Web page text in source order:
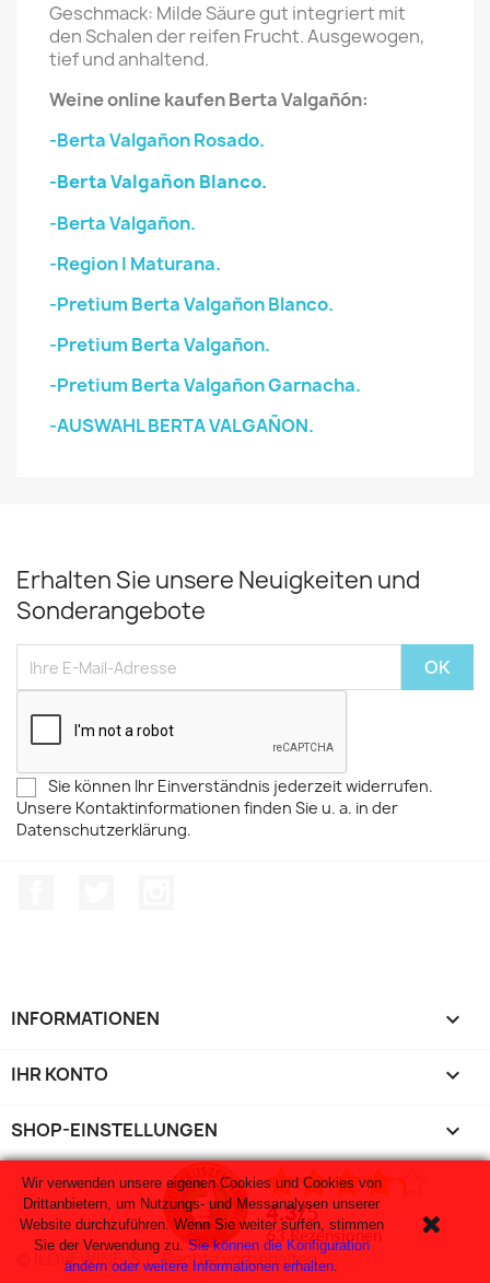
Geschmack: Milde Säure gut integriert mit
den Schalen der reifen Frucht. Ausgewogen,
tief und anhaltend.
Weine online kaufenBerta Valgañón:
-Berta Valgañon Rosado.
-Berta Valgañon Blanco.
-Berta Valgañon.
-Region I Maturana.
-Pretium Berta Valgañon Blanco.
-Pretium Berta Valgañon.
-Pretium Berta Valgañon Garnacha.
-AUSWAHL BERTA VALGAÑON.
Erhalten Sie unsere Neuigkeiten und
Sonderangebote
Sie können Ihr Einverständnis jederzeit widerrufen.
Unsere Kontaktinformationen finden Sie u. a. in der
Datenschutzerklärung.
INFORMATIONEN 
IHR KONTO 
SHOP-EINSTELLUNGEN keyboard_arrow_down
4.3/5
63 rezensionen
Wir verwenden unsere eigenen Cookies und Cookies von
Drittanbietern, um Nutzungs- und Messanalysen unserer
Website durchzuführen. Wenn Sie weiter surfen, stimmen
Sie der Verwendung zu. Sie können die Konfiguration
ändern oder weitere Informationen erhalten.
© ILOVEWINE, S.L. Rechte vorbehalten.